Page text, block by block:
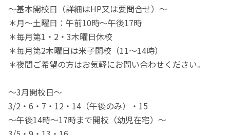
～基本開校日（詳細はHP又は要問合せ）～
＊月～土曜日：午前10時～午後17時
＊毎月第1・2・3木曜日休校
＊毎月第2木曜日は米子開校（11～14時）
＊夜間ご希望の方はお気軽にお問い合わせください。
～3月開校日～
3/2・6・7・12・14（午後のみ）・15
～午後14時～17時まで開校（幼児在宅）～